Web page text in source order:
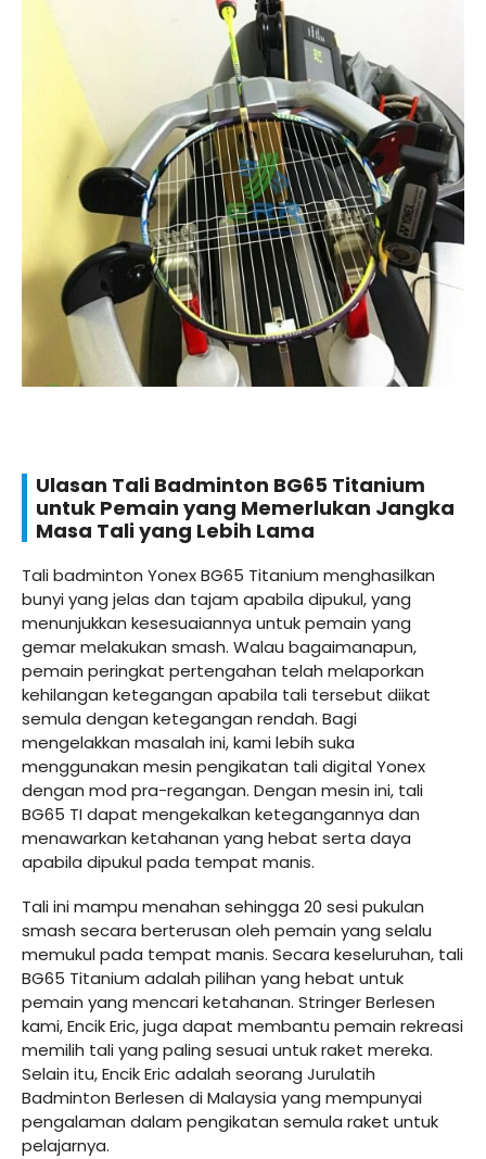
Ulasan Tali Badminton BG65 Titanium
untuk Pemain yang Memerlukan Jangka
Masa Tali yang Lebih Lama
Tali badminton Yonex BG65 Titanium menghasilkan
bunyi yang jelas dan tajam apabila dipukul, yang
menunjukkan kesesuaiannya untuk pemain yang
gemar melakukan smash. Walau bagaimanapun,
pemain peringkat pertengahan telah melaporkan
kehilangan ketegangan apabila tali tersebut diikat
semula dengan ketegangan rendah. Bagi
mengelakkan masalah ini, kami lebih suka
menggunakan mesin pengikatan tali digital Yonex
dengan mod pra-regangan. Dengan mesin ini, tali
BG65 TI dapat mengekalkan ketegangannya dan
menawarkan ketahanan yang hebat serta daya
apabila dipukul pada tempat manis.
Tali ini mampu menahan sehingga 20 sesi pukulan
smash secara berterusan oleh pemain yang selalu
memukul pada tempat manis. Secara keseluruhan, tali
BG65 Titanium adalah pilihan yang hebat untuk
pemain yang mencari ketahanan. Stringer Berlesen
kami, Encik Eric, juga dapat membantu pemain rekreasi
memilih tali yang paling sesuai untuk raket mereka.
Selain itu, Encik Eric adalah seorang Jurulatih
Badminton Berlesen di Malaysia yang mempunyai
pengalaman dalam pengikatan semula raket untuk
pelajarnya.